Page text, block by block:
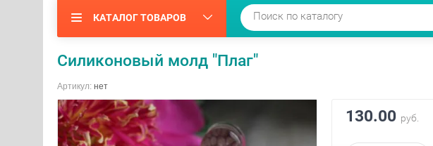
КАТАЛОГ ТОВАРОВ
Силиконовый молд "Плаг"
Артикул: нет
130.00 руб.